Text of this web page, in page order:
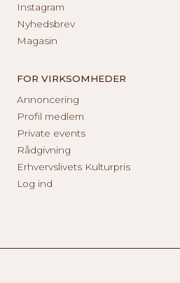
Instagram
Nyhedsbrev
Magasin
FOR VIRKSOMHEDER
Annoncering
Profil medlem
Private events
Rådgivning
Erhvervslivets Kulturpris
Log ind